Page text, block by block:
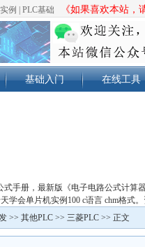
例 PLC基础 《如果喜欢本站，
基础入门 在线工具
手册，最新版《电子电路公式计算
学会单片机实例100 c语言 chm格式
>> 其他PLC >> 三菱PLC >> 正文